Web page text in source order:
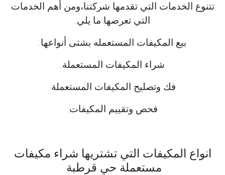
تتنوع الخدمات التي تقدمها شركتنا،ومن أهم الخدمات
التي تعرضها ما يلي:
بيع المكيفات المستعمله بشتى أنواعها.
شراء المكيفات المستعملة.
فك وتصليح المكيفات المستعملة.
فحص وتقييم المكيفات.
انواع المكيفات التي تشتريها شراء مكيفات
مستعملة حي قرطبة